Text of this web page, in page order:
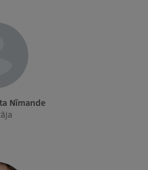
Nīmande